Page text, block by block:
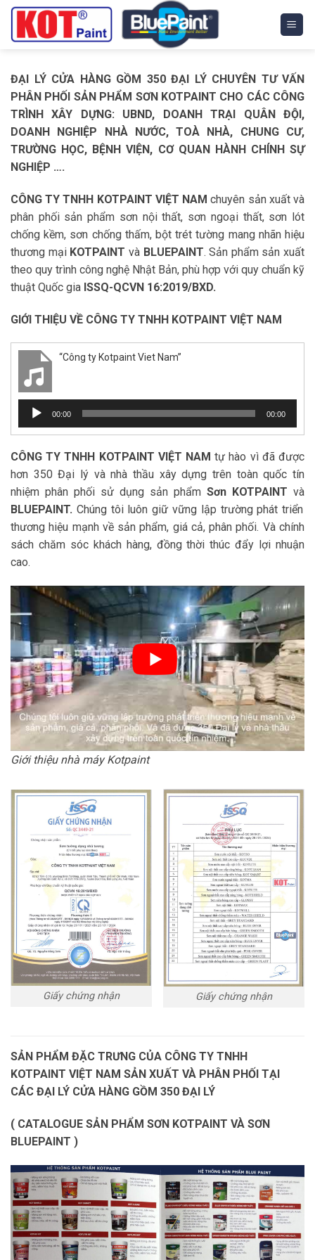
Skip
content
ĐẠI LÝ CỬA HÀNG GỒM 350 ĐẠI LÝ CHUYÊN TƯ VẤN
PHÂN PHỐI SẢN PHẨM SƠN KOTPAINT CHO CÁC CÔNG
TRÌNH XÂY DỰNG: UBND, DOANH TRẠI QUÂN ĐỘI,
DOANH NGHIỆP NHÀ NƯỚC, TOÀ NHÀ, CHUNG CƯ,
TRƯỜNG HỌC, BỆNH VIỆN, CƠ QUAN HÀNH CHÍNH SỰ
NGHIỆP ….
CÔNG TY TNHH KOTPAINT VIỆT NAM chuyên sản xuất và
phân phối sản phẩm sơn nội thất, sơn ngoại thất, sơn lót
chống kềm, sơn chống thấm, bột trét tường mang nhãn hiệu
thương mại KOTPAINT và BLUEPAINT. Sản phẩm sản xuất
theo quy trình công nghệ Nhật Bản, phù hợp với quy chuẩn kỹ
thuật Quốc gia ISSQ-QCVN 16:2019/BXD.
GIỚI THIỆU VỀ CÔNG TY TNHH KOTPAINT VIỆT NAM
“Công ty Kotpaint Viet Nam”
Trình
chơi
Audio
00:00 00:00
CÔNG TY TNHH KOTPAINT VIỆT NAM tự hào vì đã được
hơn 350 Đại lý và nhà thầu xây dựng trên toàn quốc tín
nhiệm phân phối sử dụng sản phẩm Sơn KOTPAINT và
BLUEPAINT. Chúng tôi luôn giữ vững lập trường phát triển
thương hiệu mạnh về sản phẩm, giá cả, phân phối. Và chính
sách chăm sóc khách hàng, đồng thời thúc đẩy lợi nhuận
cao.
Giới thiệu nhà máy Kotpaint
Giấy chứng nhận Giấy chứng nhận
SẢN PHẨM ĐẶC TRƯNG CỦA CÔNG TY TNHH
KOTPAINT VIỆT NAM SẢN XUẤT VÀ PHÂN PHỐI TẠI
CÁC ĐẠI LÝ CỬA HÀNG GỒM 350 ĐẠI LÝ
( CATALOGUE SẢN PHẨM SƠN KOTPAINT VÀ SƠN
BLUEPAINT )